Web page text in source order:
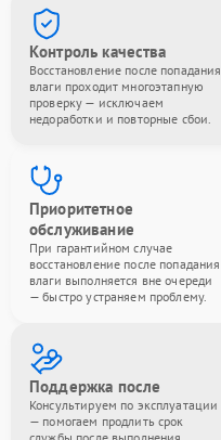
Контроль качества
Восстановление после попадания
влаги проходит многоэтапную
проверку — исключаем
недоработки и повторные сбои.
Приоритетное
обслуживание
При гарантийном случае
восстановление после попадания
влаги выполняется вне очереди
— быстро устраняем проблему.
Поддержка после
Консультируем по эксплуатации
— помогаем продлить срок